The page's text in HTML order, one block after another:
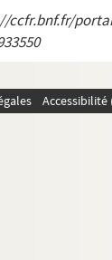
ccfr.bnf.fr/